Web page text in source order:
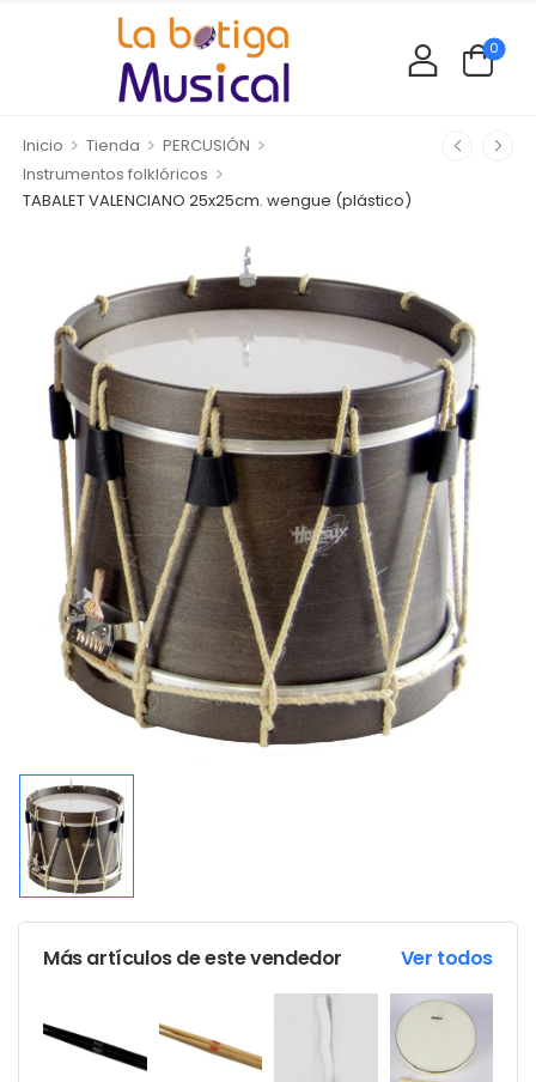
0
Inicio > Tienda > PERCUSIÓN >
Instrumentos folklóricos >
TABALET VALENCIANO 25x25cm. wengue (plástico)
Más artículos de este vendedor Ver todos